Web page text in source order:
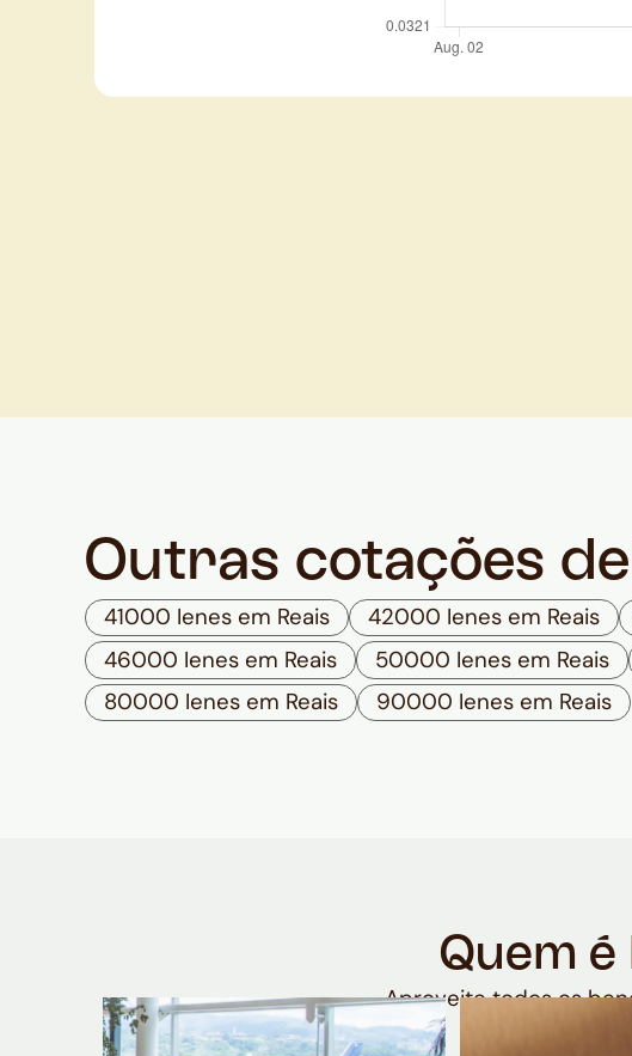
Outras cotações de
41000 Ienes em Reais 42000 Ienes em Reais
46000 Ienes em Reais
50000 Ienes em Reais
80000 Ienes em Reais
90000 Ienes em Reais
Quem
Aproveite todos os